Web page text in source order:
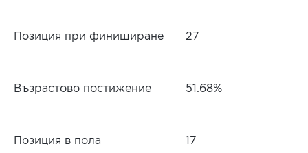
Позиция при финиширане 27
Възрастово постижение 51.68%
Позиция в пола 17